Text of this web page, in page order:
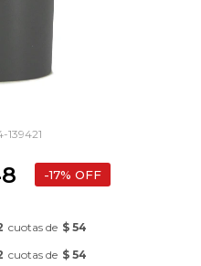
139421
17
cuotas de $ 54
cuotas de $ 54